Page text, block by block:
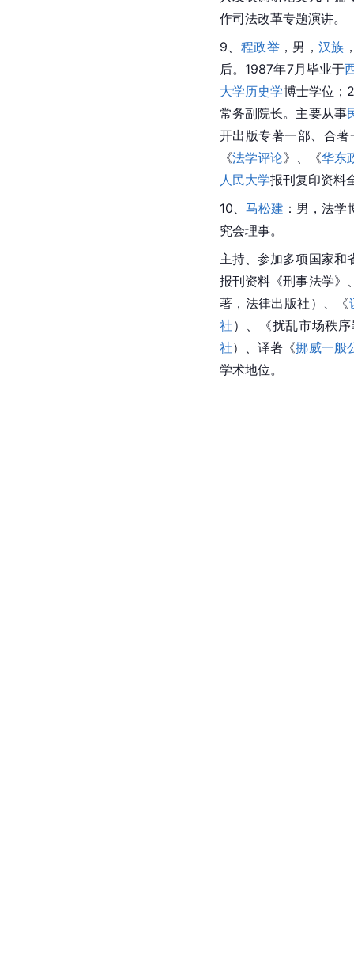
作司法改革专题演讲。
9、 程政举，男，汉族
后。1987年7月毕业于
大学历史学博士学位；
常务副院长。主要从事
开出版专著一部、合
《法学评论》、《华东
人民大学报刊复印资料
10、马松建 ：男，法学
究会理事。
主持、参加多项国家和
报刊资料《刑事法学》
著，法律出版社）、《
社 ）、《扰乱市场秩
社）、译著《挪威一般
学术地位。